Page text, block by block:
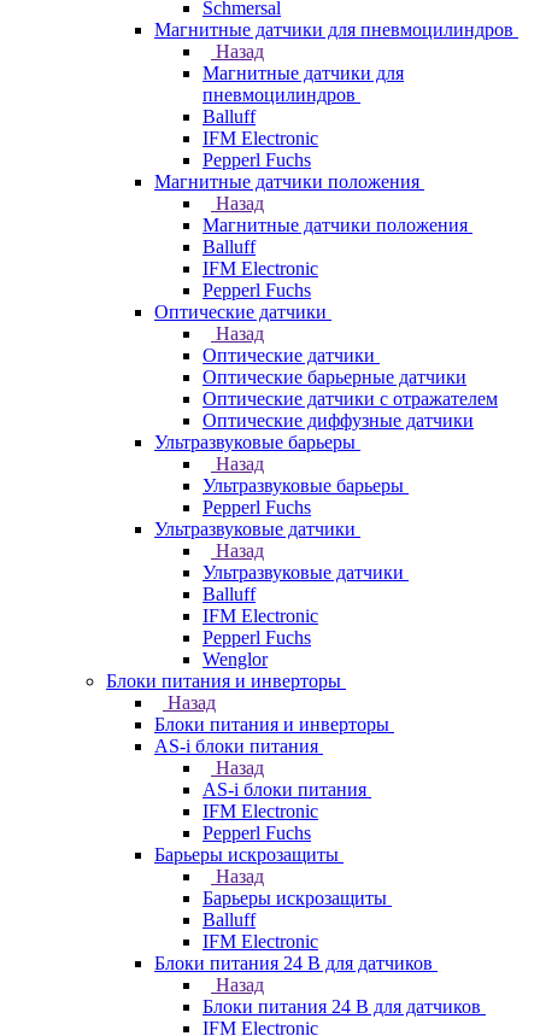
Schmersal
Магнитные датчики для пневмоцилиндров
Назад
Магнитные датчики для
пневмоцилиндров
Balluff
IFM Electronic
Pepperl Fuchs
Магнитные датчики положения
Назад
Магнитные датчики положения
Balluff
IFM Electronic
Pepperl Fuchs
Оптические датчики
Назад
Оптические датчики
Оптические барьерные датчики
Оптические датчики с отражателем
Оптические диффузные датчики
Ультразвуковые барьеры
Назад
Ультразвуковые барьеры
Pepperl Fuchs
Ультразвуковые датчики
Назад
Ультразвуковые датчики
Balluff
IFM Electronic
Pepperl Fuchs
Wenglor
Блоки питания и инверторы
Назад
Блоки питания и инверторы
AS-i блоки питания
Назад
AS-i блоки питания
IFM Electronic
Pepperl Fuchs
Барьеры искрозащиты
Назад
Барьеры искрозащиты
Balluff
IFM Electronic
Блоки питания 24 В для датчиков
Назад
Блоки питания 24 В для датчиков
IFM Electronic